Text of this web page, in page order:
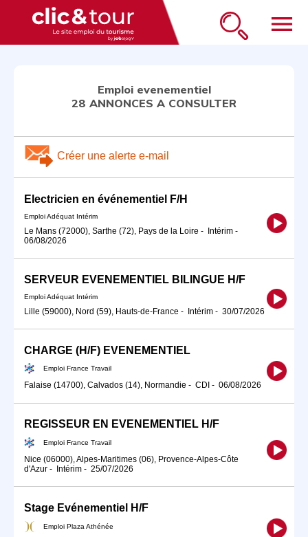
menu
Emploi evenementiel
28 ANNONCES A CONSULTER
Créer une alerte e-mail
Electricien en événementiel F/H
Emploi Adéquat Intérim
Le Mans (72000), Sarthe (72), Pays de la Loire - Intérim -
06/08/2026
SERVEUR EVENEMENTIEL BILINGUE H/F
Emploi Adéquat Intérim
Lille (59000), Nord (59), Hauts-de-France - Intérim - 30/07/2026
CHARGE (H/F) EVENEMENTIEL
Emploi France Travail
Falaise (14700), Calvados (14), Normandie - CDI - 06/08/2026
REGISSEUR EN EVENEMENTIEL H/F
Emploi France Travail
Nice (06000), Alpes-Maritimes (06), Provence-Alpes-Côte
d'Azur - Intérim - 25/07/2026
Stage Evénementiel H/F
Emploi Plaza Athénée